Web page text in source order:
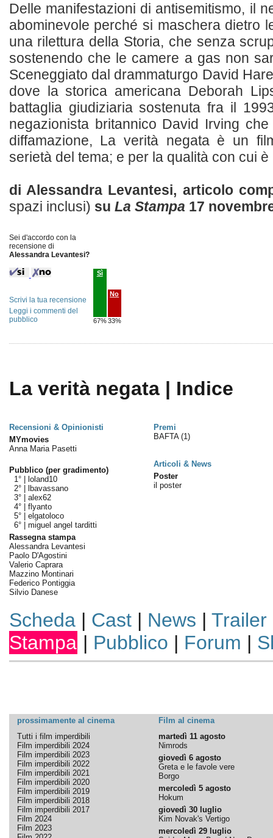
Delle manifestazioni di antisemitismo, il
abominevole perché si maschera dietro
una rilettura della Storia, che senza
sostenendo che le camere a gas non
Sceneggiato dal drammaturgo David
dove la storica americana Deborah
battaglia giudiziaria sostenuta fra il
negazionista britannico David Irving
diffamazione, La verità negata è un
serietà del tema; e per la qualità con cui è
di Alessandra Levantesi, articolo
spazi inclusi) su La Stampa 17
Sei d'accordo con la
recensione di
Alessandra Levantesi?
Sì
67%
No
33%
Scrivi la tua recensione
Leggi i commenti del
pubblico
La verità negata | Indice
Recensioni & Opinionisti
Premi
MYmovies
Anna Maria Pasetti
Pubblico (per gradimento)
1° |
loland10
2° |
lbavassano
3° | alex62
4° | flyanto
5° | elgatoloco
6° | miguel angel tarditti
Rassegna stampa
Alessandra Levantesi
Paolo D'Agostini
Valerio Caprara
Mazzino Montinari
Federico Pontiggia
Silvio Danese
BAFTA (1)
Articoli & News
Poster
il poster
Scheda| Cast| News | Trailer
Stampa | Pubblico | Forum |
prossimamente al cinema
Film al cinema
Tutti i film imperdibili
Film imperdibili 2024
Film imperdibili 2023
Film imperdibili 2022
Film imperdibili 2021
Film imperdibili 2020
Film imperdibili 2019
Film imperdibili 2018
Film imperdibili 2017
Film 2024
Film 2023
martedì 11 agosto
Nimrods
giovedì 6 agosto
Greta e le favole vere
Borgo
mercoledì 5 agosto
Hokum
giovedì 30 luglio
Kim Novak's Vertigo
mercoledì 29 luglio